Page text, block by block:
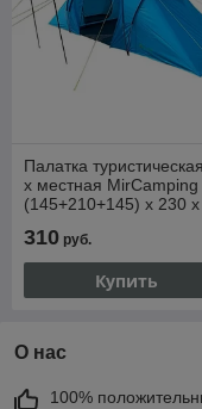
Палатка
х местная MirCamping
(145+210+145) х 230 х
310 руб.
Купить
О нас
100%